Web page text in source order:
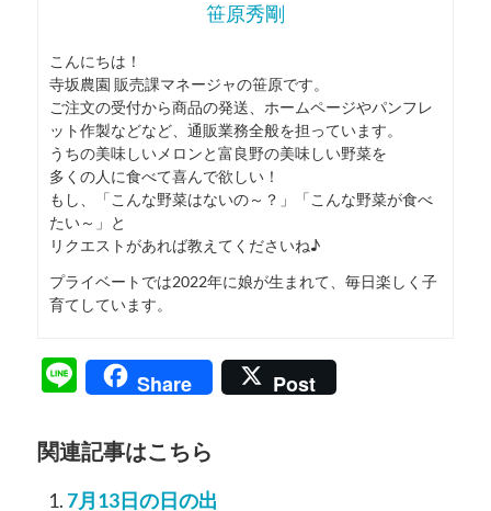
笹原秀剛
こんにちは！
寺坂農園 販売課マネージャの笹原です。
ご注文の受付から商品の発送、ホームページやパンフレ
ット作製などなど、通販業務全般を担っています。
うちの美味しいメロンと富良野の美味しい野菜を
多くの人に食べて喜んで欲しい！
もし、「こんな野菜はないの～？」「こんな野菜が食べ
たい～」と
リクエストがあれば教えてくださいね♪
プライベートでは2022年に娘が生まれて、毎日楽しく子
育てしています。
LineShare Post
関連記事はこちら
7月13日の日の出